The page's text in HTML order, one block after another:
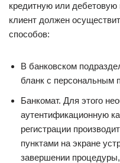
кредитную или дебетовую
клиент должен
способов:
В банковском
бланк с персональным
Банкомат. Для этого
аутентификационную
регистрации
пунктами на экране
завершении